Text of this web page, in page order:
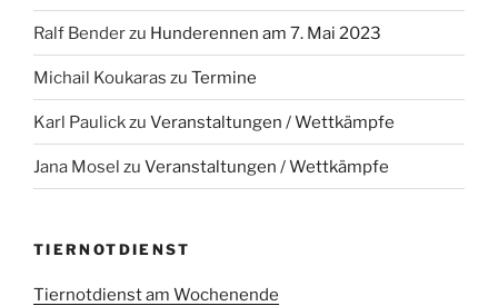
Ralf Benderzu Hunderennen am 7. Mai 2023
Michail Koukaras zu Termine
Karl Paulickzu Veranstaltungen / Wettkämpfe
Jana Mosel zu Veranstaltungen / Wettkämpfe
TIERNOTDIENST
Tiernotdienst am Wochenende